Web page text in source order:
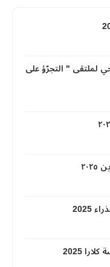
لملتقى " التجرّؤ على
2025